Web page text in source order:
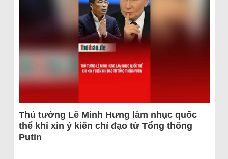
Thủ tướng Lê Minh Hưng làm nhục quốc
thể khi xin ý kiến chỉ đạo từ Tổng thống
Putin